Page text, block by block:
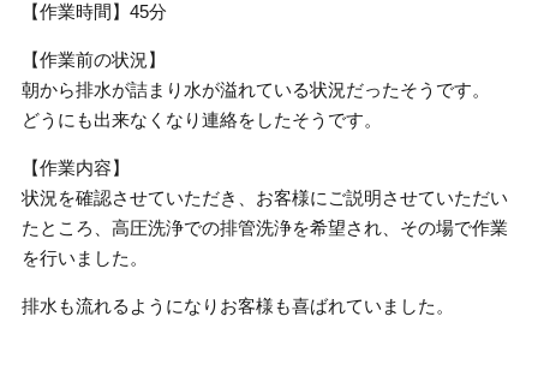
【作業時間】45分
【作業前の状況】
朝から排水が詰まり水が溢れている状況だったそうです。
どうにも出来なくなり連絡をしたそうです。
【作業内容】
状況を確認させていただき、お客様にご説明させていただい
たところ、高圧洗浄での排管洗浄を希望され、その場で作業
を行いました。
排水も流れるようになりお客様も喜ばれていました。